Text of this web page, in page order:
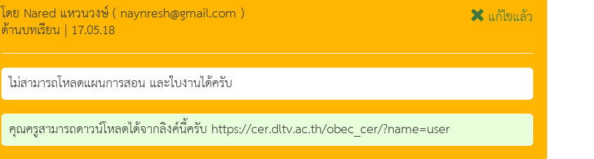
โดย Nared แหวนวงษ์ ( naynresh@gmail.com ) แก้ไขแล้ว
ด้านบทเรียน | 17.05.18
ไม่สามารถโหลดแผนการสอน และใบงานได้ครับ
คุณครูสามารถดาวน์โหลดได้จากลิงค์นี้ครับ https://cer.dltv.ac.th/obec_cer/?name=user